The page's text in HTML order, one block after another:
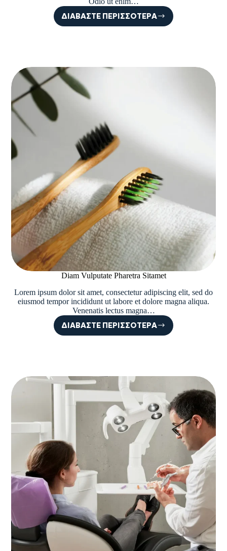
ΔΙΑΒΆΣΤΕ ΠΕΡΙΣΣΌΤΕΡΑ
BIBENDUM
Diam Vulputate Pharetra Sitamet
Lorem ipsum dolor sit amet, consectetur adipiscing elit, sed do
eiusmod tempor incididunt ut labore et dolore magna aliqua.
Venenatis lectus magna…
ΔΙΑΒΆΣΤΕ ΠΕΡΙΣΣΌΤΕΡΑ
DIAM